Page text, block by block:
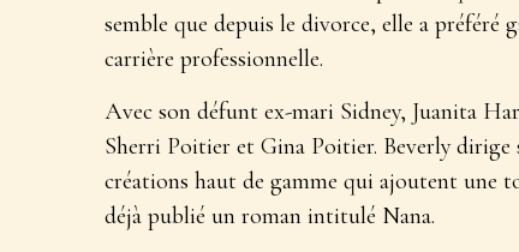
semble que depuis le divorce, elle a préféré
carrière professionnelle.
Avec son défunt ex-mari Sidney, Juanita
Sherri Poitier et Gina Poitier. Beverly
créations haut de gamme qui ajoutent une
déjà publié un roman intitulé Nana.